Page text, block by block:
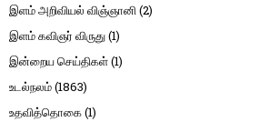
இளம் அறிவியல் விஞ்ஞானி(2)
இளம் கவிஞர் விருது(1)
இன்றைய செய்திகள்(1)
உடல்நலம்(1863)
உதவித்தொகை(1)